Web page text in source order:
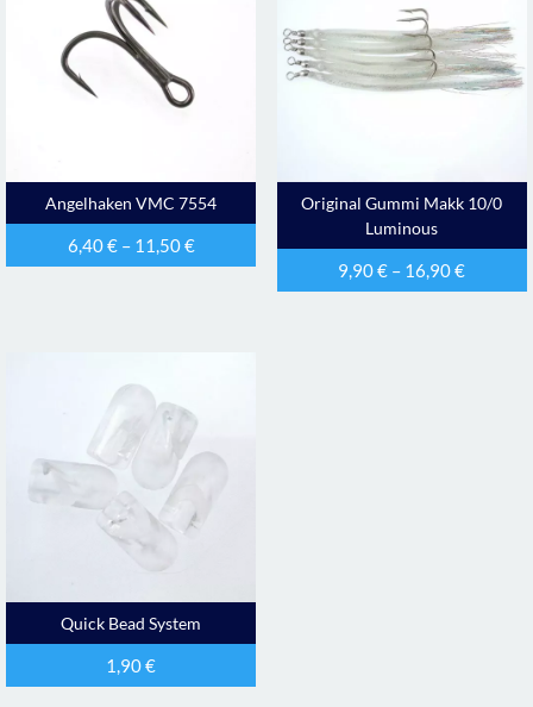
Angelhaken VMC 7554
6,40€– 11,50€
Original Gummi Makk 10/0
Luminous
9,90€ – 16,90€
Quick Bead System
1,90€